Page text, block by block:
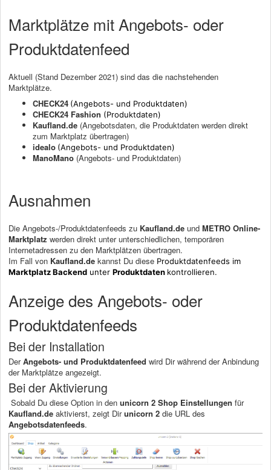
Marktplätze mit Angebots- oder
Produktdatenfeed
Aktuell (Stand Dezember 2021) sind das die nachstehenden
Marktplätze.
CHECK24 (Angebots- und Produktdaten)
CHECK24 Fashion (Produktdaten)
Kaufland.de (Angebotsdaten, die Produktdaten werden direkt
zum Marktplatz übertragen)
idealo (Angebots- und Produktdaten)
ManoMano (Angebots- und Produktdaten)
Ausnahmen
Die Angebots-/Produktdatenfeeds zu Kaufland.de und METRO Online-
Marktplatz werden direkt unter unterschiedlichen, temporären
Internetadressen zu den Marktplätzen übertragen.
Im Fall von Kaufland.de kannst Du diese Produktdatenfeeds im
Marktplatz Backend unter Produktdaten kontrollieren.
Anzeige des Angebots- oder
Produktdatenfeeds
Bei der Installation
DerAngebots- und Produktdatenfeed wird Dir während der Anbindung
der Marktplätze angezeigt.
Bei der Aktivierung
Sobald Du diese Option in den unicorn 2 Shop Einstellungen für
Kaufland.de aktivierst, zeigt Dirunicorn 2 die URL des
Angebotsdatenfeeds.